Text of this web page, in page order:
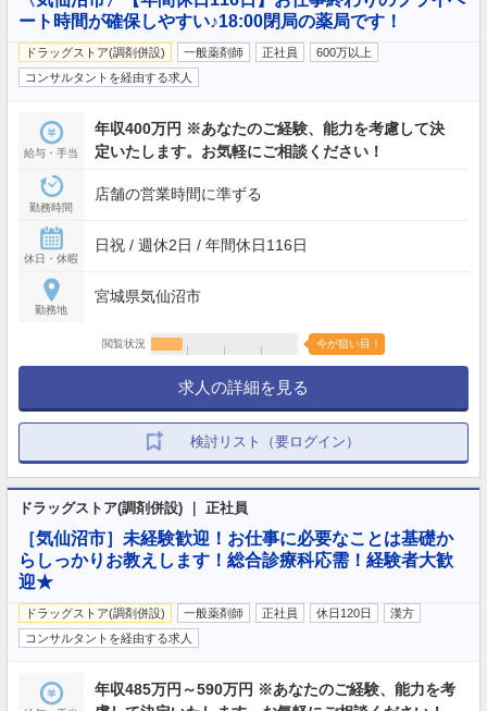
ート時間が確保しやすい♪18:00閉局の薬局です！
ドラッグストア(調剤併設) 一般薬剤師 正社員
600万以上
コンサルタントを経由する求人
給与・手当
年収400万円 ※あなたのご経験、能力を考慮して決
定いたします。お気軽にご相談ください！
勤務時間
店舗の営業時間に準ずる
休日・休暇
日祝 / 週休2日 / 年間休日116日
勤務地
宮城県気仙沼市
閲覧状況 今が狙い目！
求人の詳細を見る
検討リスト（要ログイン）
ドラッグストア(調剤併設) ｜ 正社員
［気仙沼市］未経験歓迎！お仕事に必要なことは基礎か
らしっかりお教えします！総合診療科応需！経験者大歓
迎★
ドラッグストア(調剤併設) 一般薬剤師 正社員 休日120日
漢方
コンサルタントを経由する求人
年収485万円～590万円 ※あなたのご経験、能力を考